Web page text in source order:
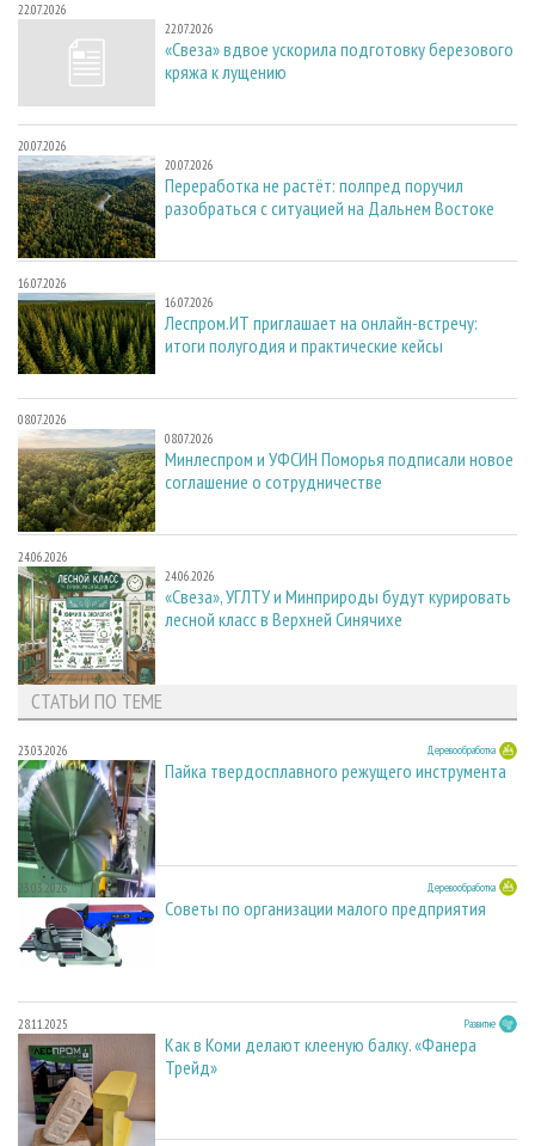
22.07.2026
22.07.2026
«Свеза» вдвое ускорила подготовку березового
кряжа к лущению
20.07.2026
20.07.2026
Переработка не растёт: полпред поручил
разобраться с ситуацией на Дальнем Востоке
16.07.2026
16.07.2026
Леспром.ИТ приглашает на онлайн-встречу:
итоги полугодия и практические кейсы
08.07.2026
08.07.2026
Минлеспром и УФСИН Поморья подписали новое
соглашение о сотрудничестве
24.06.2026
24.06.2026
«Свеза», УГЛТУ и Минприроды будут курировать
лесной класс в Верхней Синячихе
СТАТЬИ ПО ТЕМЕ
23.03.2026 Деревообработка
Пайка твердосплавного режущего инструмента
23.03.2026 Деревообработка
Советы по организации малого предприятия
28.11.2025 Развитие
Как в Коми делают клееную балку. «Фанера
Трейд»